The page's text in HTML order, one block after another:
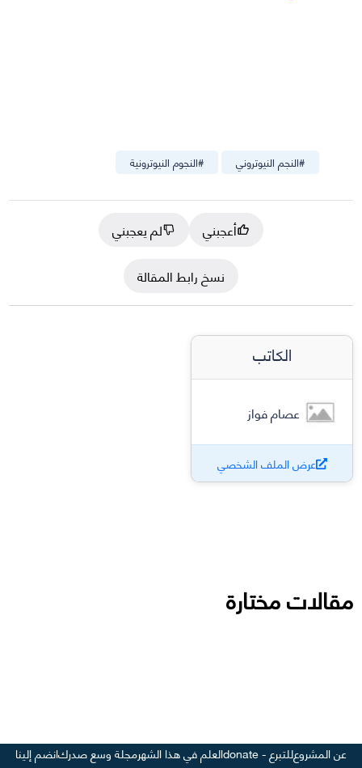
#النجوم النيوترونية #النجم النيوتروني
أعجبني
لم يعجبني
نسخ رابط المقالة
الكاتب
عصام فواز
عرض الملف الشخصي
مقالات مختارة
عن المشروعللتبرع - donate العلم في هذا الشهرمجلة وسع صدركانضم إلينا